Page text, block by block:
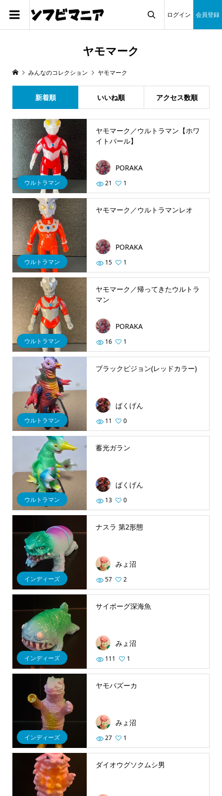
ログイン 会員登録
ヤモマーク
みんなのコレクション ヤモマーク
新着順 いいね順 アクセス数順
ウルトラマン
ヤモマーク／ウルトラマン【ホワ
イトパール】
PORAKA
21 1
ウルトラマン
ヤモマーク／ウルトラマンレオ
PORAKA
15 1
ウルトラマン
ヤモマーク／帰ってきたウルトラ
マン
PORAKA
16 1
ウルトラマン
ブラックピジョン(レッドカラー)
ぱくげん
11 0
ウルトラマン
蓄光ガラン
ぱくげん
13 0
インディーズ
ナスラ 第2形態
みょ沼
57 2
インディーズ
サイボーグ深海魚
みょ沼
111 1
インディーズ
ヤモバズーカ
みょ沼
27 1
ダイオウグソクムシ男